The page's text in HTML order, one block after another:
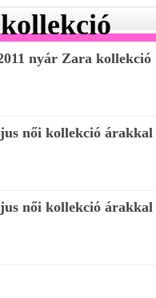
nyár Zara kollekció
női kollekció árakkal
női kollekció árakkal